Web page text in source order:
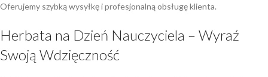
Oferujemy szybką wysyłkę i profesjonalną obsługę klienta.
Herbata na Dzień Nauczyciela – Wyraź
Swoją Wdzięczność